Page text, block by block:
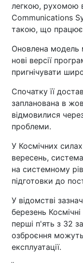
легкою, рухомою
Communications
такою, що
Оновлена модель
нові версії
пригнічувати
Спочатку її
запланована в
відмовилися
проблеми.
У Космічних
вересень,
на системному
підготовки до
У відомстві
березень
перші п'ять з 32
озброєння
експлуатації.